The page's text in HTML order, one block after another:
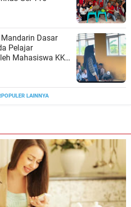
Dasar
Pelajar
Mahasiswa KKN
LAINNYA